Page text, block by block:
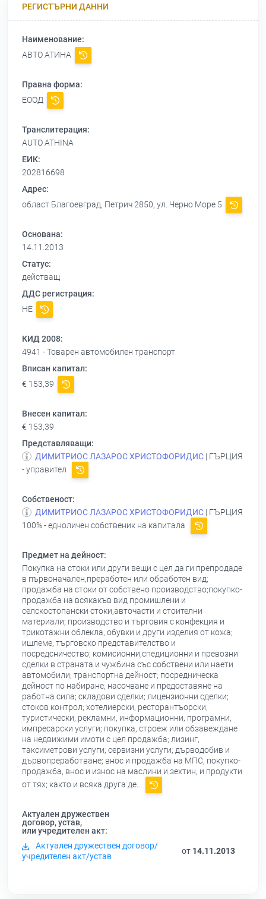
РЕГИСТЪРНИ ДАННИ
Наименование:
АВТО АТИНА
Правна форма:
ЕООД
Транслитерация:
AUTO ATHINA
ЕИК:
202816698
Адрес:
област Благоевград, Петрич 2850, ул. Черно Море 5
Основана:
14.11.2013
Статус:
действащ
ДДС регистрация:
НЕ
КИД 2008:
4941 - Товарен автомобилен транспорт
Вписан капитал:
€ 153,39
Внесен капитал:
€ 153,39
Представляващи:
ДИМИТРИОС ЛАЗАРОС ХРИСТОФОРИДИС | ГЪРЦИЯ
- управител
Собственост:
ДИМИТРИОС ЛАЗАРОС ХРИСТОФОРИДИС | ГЪРЦИЯ
100% - едноличен собственик на капитала
Предмет на дейност:
Покупка на стоки или други вещи с цел да ги препродаде
в първоначален,преработен или обработен вид;
продажба на стоки от собствено производство;покупко-
продажба на всякакъв вид промишлени и
селскостопански стоки,авточасти и стоителни
материали; производство и търговия с конфекция и
трикотажни облекла, обувки и други изделия от кожа;
ишлеме; търговско представителство и
посредсничество; комисионни,спедиционни и превозни
сделки в страната и чужбина със собствени или наети
автомобили; транспортна дейност; посредническа
дейност по набиране, насочване и предоставяне на
работна сила; складови сделки; лицензионни сделки;
стоков контрол; хотелиерски, ресторантъорски,
туристически, рекламни, информационни, програмни,
импресарски услуги; покупка, строеж или обзавеждане
на недвижими имоти с цел продажба; лизинг,
таксиметрови услуги; сервизни услуги; дърводобив и
дървопреработване; внос и продажба на МПС, покупко-
продажба, внос и износ на маслини и зехтин, и продукти
от тях; както и всяка друга де...
Актуален дружествен
договор, устав,
или учредителен акт:
Актуален дружествен договор/
учредителен акт/устав
от 14.11.2013